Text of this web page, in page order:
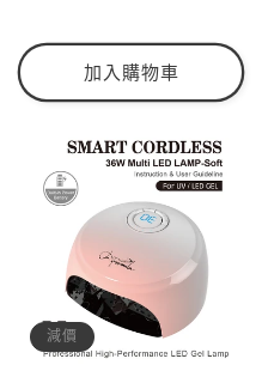
加入購物車
減價